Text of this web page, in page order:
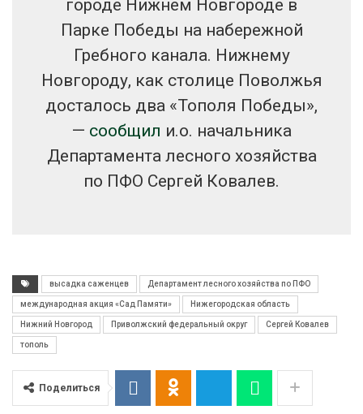
городе Нижнем Новгороде в
Парке Победы на набережной
Гребного канала. Нижнему
Новгороду, как столице Поволжья
досталось два «Тополя Победы»,
— сообщил и.о. начальника
Департамента лесного хозяйства
по ПФО Сергей Ковалев.
высадка саженцев Департамент лесного хозяйства по ПФО
международная акция «Сад Памяти» Нижегородская область
Нижний Новгород Приволжский федеральный округ Сергей Ковалев
тополь
Поделиться